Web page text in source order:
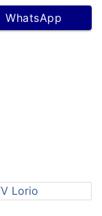
WhatsApp